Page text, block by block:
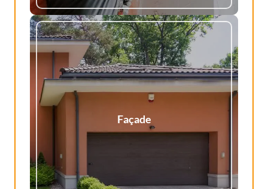
Façade